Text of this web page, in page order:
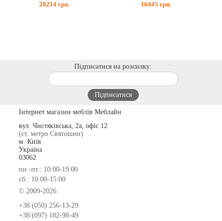
20214 грн. 16445 грн.
Підписатися на розсилку:
Інтернет магазин меблів Меблайн
вул. Чистяківська, 2а, офіс 12
(ст. метро Святошин)
м. Київ
Україна
03062
пн.-пт.: 10:00-19:00
сб.: 10:00-15:00
© 2009-2026
+38 (050) 256-13-29
+38 (097) 182-98-49